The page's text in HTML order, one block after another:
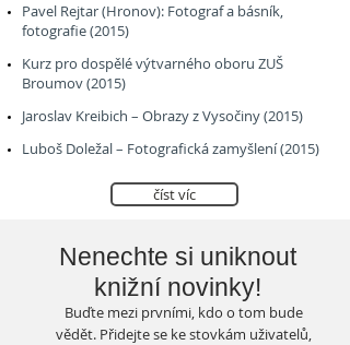
Pavel Rejtar (Hronov): Fotograf a básník,
fotografie (2015)
Kurz pro dospělé výtvarného oboru ZUŠ
Broumov (2015)
Jaroslav Kreibich – Obrazy z Vysočiny (2015)
Luboš Doležal – Fotografická zamyšlení (2015)
číst víc
Nenechte si uniknout
knižní novinky!
Buďte mezi prvními, kdo o tom bude
vědět. Přidejte se ke stovkám uživatelů,